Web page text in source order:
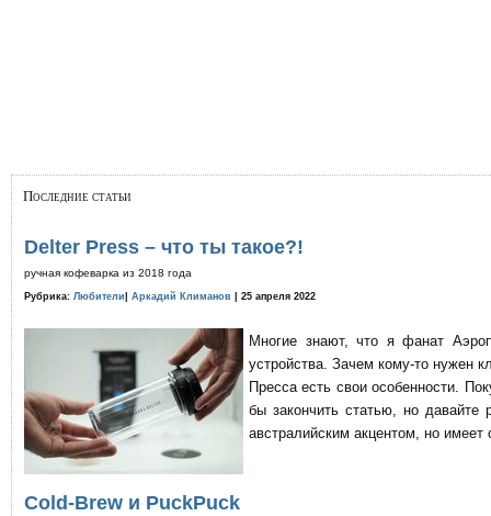
Последние статьи
Delter Press – что ты такое?!
ручная кофеварка из 2018 года
Рубрика: Любители Аркадий Климанов | 25 апреля 2022
Многие знают, что я фанат
устройства. Зачем кому-то нужен
Пресса есть свои особенности.
бы закончить статью, но давайте
австралийским акцентом, но имеет
Cold-Brew и PuckPuck